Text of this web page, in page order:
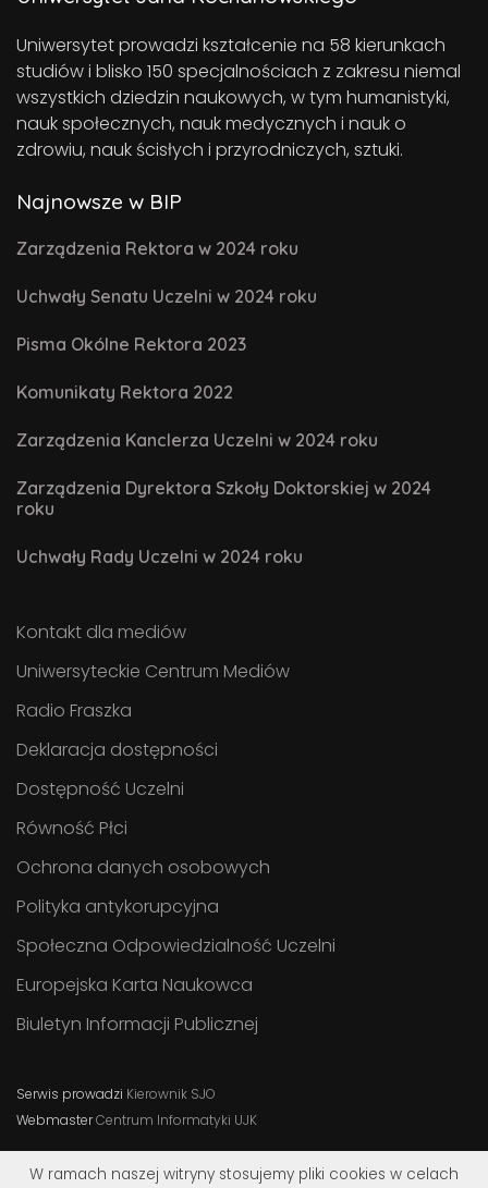
Uniwersytet prowadzi kształcenie na 58 kierunkach
studiów i blisko 150 specjalnościach z zakresu niemal
wszystkich dziedzin naukowych, w tym humanistyki,
nauk społecznych, nauk medycznych i nauk o
zdrowiu, nauk ścisłych i przyrodniczych, sztuki.
Najnowsze w BIP
Zarządzenia Rektora w 2024 roku
Uchwały Senatu Uczelni w 2024 roku
Pisma Okólne Rektora 2023
Komunikaty Rektora 2022
Zarządzenia Kanclerza Uczelni w 2024 roku
Zarządzenia Dyrektora Szkoły Doktorskiej w 2024
roku
Uchwały Rady Uczelni w 2024 roku
Kontakt dla mediów
Uniwersyteckie Centrum Mediów
Radio Fraszka
Deklaracja dostępności
Dostępność Uczelni
Równość Płci
Ochrona danych osobowych
Polityka antykorupcyjna
Społeczna Odpowiedzialność Uczelni
Europejska Karta Naukowca
Biuletyn Informacji Publicznej
Serwis prowadzi Kierownik SJO
WebmasterCentrum Informatyki UJK
W ramach naszej witryny stosujemy pliki cookies w celach